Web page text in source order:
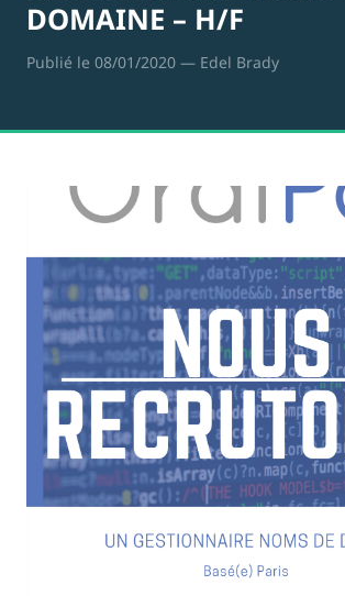
DOMAINE – H/F
Publié le 08/01/2020 — Edel Brady